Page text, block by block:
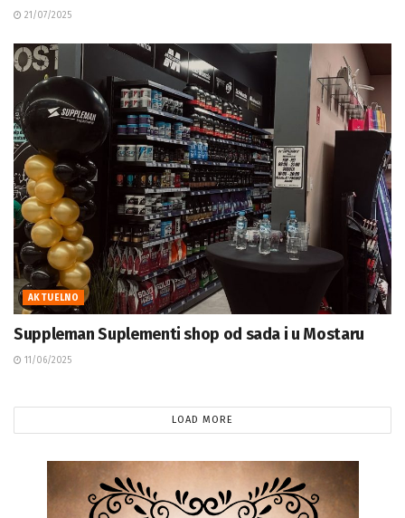
21/07/2025
AKTUELNO
Suppleman Suplementi shop od sada i u Mostaru
11/06/2025
LOAD MORE